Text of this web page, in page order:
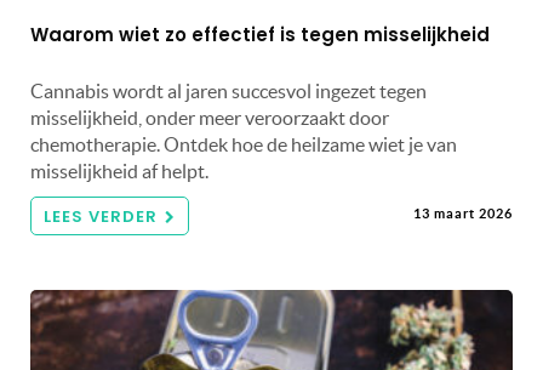
Waarom wiet zo effectief is tegen misselijkheid
Cannabis wordt al jaren succesvol ingezet tegen
misselijkheid, onder meer veroorzaakt door
chemotherapie. Ontdek hoe de heilzame wiet je van
misselijkheid af helpt.
LEES VERDER 13 maart 2026